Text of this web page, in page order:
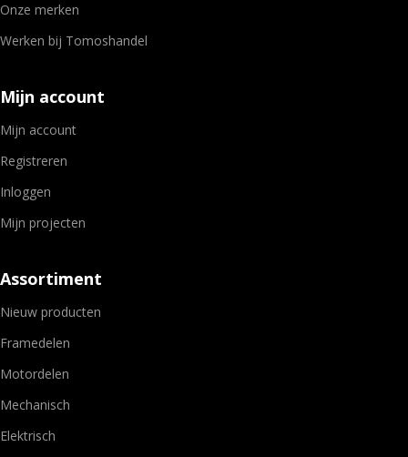
Onze merken
Werken bij Tomoshandel
Mijn account
Mijn account
Registreren
Inloggen
Mijn projecten
Assortiment
Nieuw producten
Framedelen
Motordelen
Mechanisch
Elektrisch